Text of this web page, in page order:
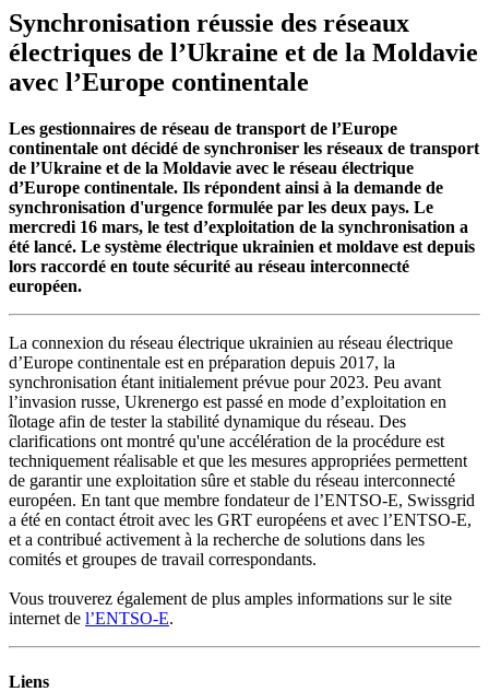
Synchronisation réussie des réseaux
électriques de l’Ukraine et de la Moldavie
avec l’Europe continentale
Les gestionnaires de réseau de transport de l’Europe
continentale ont décidé de synchroniser les réseaux de transport
de l’Ukraine et de la Moldavie avec le réseau électrique
d’Europe continentale. Ils répondent ainsi à la demande de
synchronisation d'urgence formulée par les deux pays. Le
mercredi 16 mars, le test d’exploitation de la synchronisation a
été lancé. Le système électrique ukrainien et moldave est depuis
lors raccordé en toute sécurité au réseau interconnecté
européen.
La connexion du réseau électrique ukrainien au réseau électrique
d’Europe continentale est en préparation depuis 2017, la
synchronisation étant initialement prévue pour 2023. Peu avant
l’invasion russe, Ukrenergo est passé en mode d’exploitation en
îlotage afin de tester la stabilité dynamique du réseau. Des
clarifications ont montré qu'une accélération de la procédure est
techniquement réalisable et que les mesures appropriées permettent
de garantir une exploitation sûre et stable du réseau interconnecté
européen. En tant que membre fondateur de l’ENTSO-E, Swissgrid
a été en contact étroit avec les GRT européens et avec l’ENTSO-E,
et a contribué activement à la recherche de solutions dans les
comités et groupes de travail correspondants.
Vous trouverez également de plus amples informations sur le site
internet de l’ENTSO-E.
Liens